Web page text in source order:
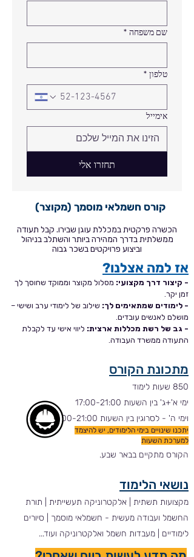
שם משפחה *
טלפון *
אימייל
תחזרו אלי
קורס חשמלאי מוסמך (מקוצר)
הכשרה פרקטית במכללת עוגן שבירו. קבל תעודה
ממשלתית בדרך המהירה ביותר והשתלב בניהול
וביצוע פרויקטים בשכר גבוה
אז למה אצלנו?
- קיצור דרך מקצועי: מסלול מקוצר וממוקד שחוסך לך
זמן יקר.
- לימודים שמתאימים לך: שילוב של לימודי ערב ושישי –
מושלם לאנשים עובדים.
- גב של רשת מכללות ארצית: ליווי אישי עד לקבלת
התעודה ממשרד העבודה.
מתכונת הקורס
850 שעות לימוד
ימי א'+ג' בין השעות 17:00-21:00
וימי ה' - לסרוגין בין השעות 17:00-21:00.
יתכנו שינויים בימי הלימודים, יש להיצמד
למערכת השעות
הקורס מתקיים בבאר שבע.
נושאי הלימוד
מקצועות תשתית | אלקטרוניקה תעשייתית | תורת
החשמל ועבודה מעשית - חשמלאי מוסמך | סיורים
לימודיים | מעבדות חשמל ואלקטרוניקה ועוד...